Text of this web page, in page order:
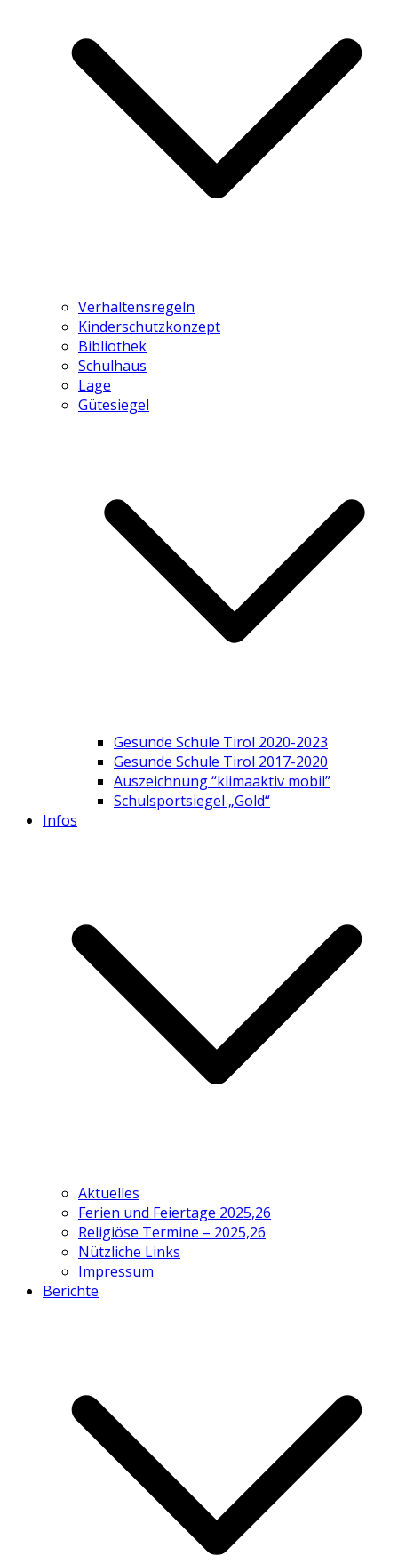
Verhaltensregeln
Kinderschutzkonzept
Bibliothek
Schulhaus
Lage
Gütesiegel
Gesunde Schule Tirol 2020-2023
Gesunde Schule Tirol 2017-2020
Auszeichnung “klimaaktiv mobil”
Schulsportsiegel „Gold“
Infos
Aktuelles
Ferien und Feiertage 2025,26
Religiöse Termine – 2025,26
Nützliche Links
Impressum
Berichte